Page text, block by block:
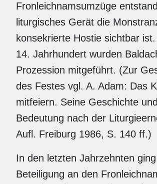
Fronleichnamsumzüge
liturgisches Gerät die
konsekrierte Hostie sichtbar
14. Jahrhundert wurden
Prozession mitgeführt. (Zur
des Festes vgl. A. Adam: Das
mitfeiern. Seine Geschichte
Bedeutung nach der
Aufl. Freiburg 1986, S. 140 ff.)
In den letzten Jahrzehnten
Beteiligung an den